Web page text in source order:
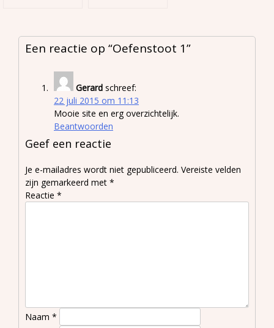
Een reactie op “Oefenstoot 1”
Gerard schreef:
22 juli 2015 om 11:13
Mooie site en erg overzichtelijk.
Beantwoorden
Geef een reactie
Je e-mailadres wordt niet gepubliceerd. Vereiste velden
zijn gemarkeerd met *
Reactie *
Naam *